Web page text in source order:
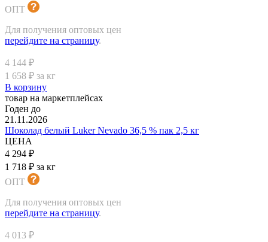
ОПТ
Для получения оптовых цен
перейдите на страницу.
4 144 ₽
1 658 ₽ за кг
В корзину
товар на маркетплейсах
Годен до
21.11.2026
Шоколад белый Luker Nevado 36,5 % пак 2,5 кг
ЦЕНА
4 294 ₽
1 718 ₽ за кг
ОПТ
Для получения оптовых цен
перейдите на страницу.
4 013 ₽